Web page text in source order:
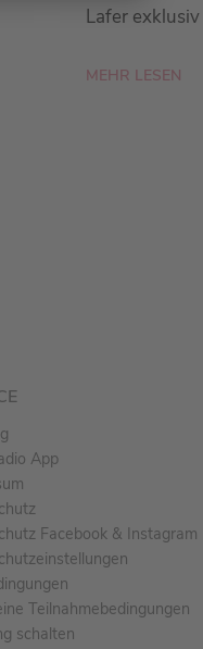
Lafer
MEHR LESEN
App
Facebook & Instagram
Teilnahmebedingungen
schalten